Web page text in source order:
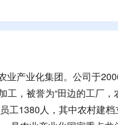
业产业化集团。公司于
，被誉为“田边的工厂，
工1380人，其中农村建